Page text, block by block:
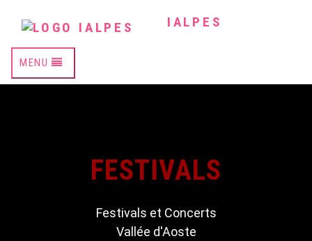
IALPES
MENU
FESTIVALS
Festivals et Concerts
Vallée d'Aoste